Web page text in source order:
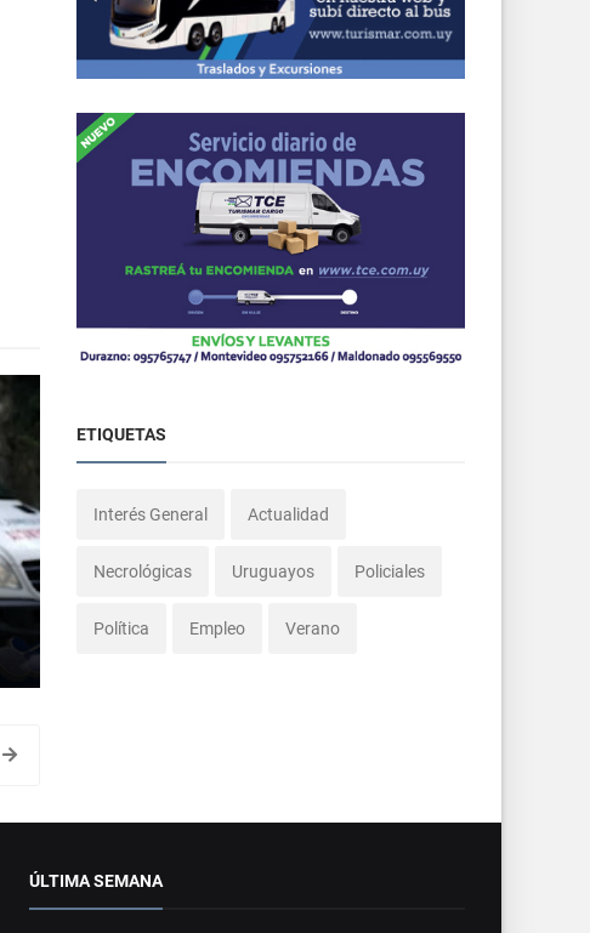
ETIQUETAS
Interés General Actualidad
Necrológicas Uruguayos Policiales
Política Empleo Verano
ÚLTIMA SEMANA